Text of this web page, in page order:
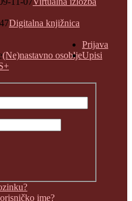
Digitalna knjižnica
(Ne)nastavno osoblje
Prijava
ime?
Upisi